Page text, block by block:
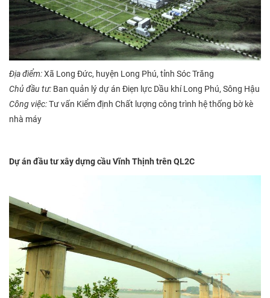
Địa điểm:Xã Long Đức, huyện Long Phú, tỉnh Sóc Trăng
Chủ đầu tư: Ban quản lý dự án Điẹn lực Dầu khí Long Phú, Sông Hậu
Công việc:Tư vấn Kiểm định Chất lượng công trình hệ thống bờ kè
nhà máy
Dự án đầu tư xây dựng cầu Vĩnh Thịnh trên QL2C